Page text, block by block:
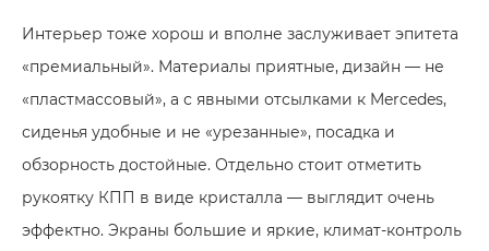
Интерьер тоже хорош и вполне заслуживает эпитета
«премиальный». Материалы приятные, дизайн — не
«пластмассовый», а с явными отсылками к Mercedes,
сиденья удобные и не «урезанные», посадка и
обзорность достойные. Отдельно стоит отметить
рукоятку КПП в виде кристалла — выглядит очень
эффектно. Экраны большие и яркие, климат-контроль